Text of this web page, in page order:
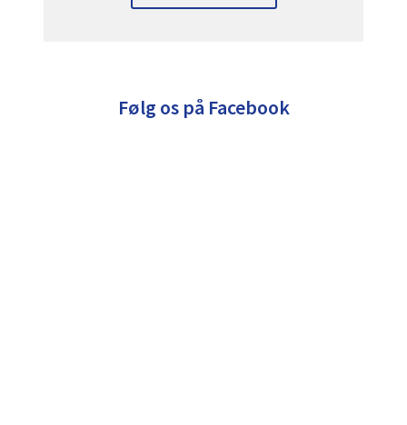
Følg os på Facebook